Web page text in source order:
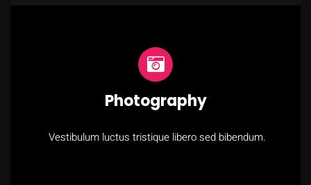
Photography
Vestibulum luctus tristique libero sed bibendum.